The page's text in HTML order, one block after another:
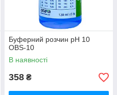
Буферний розчин pH 10
OBS-10
В наявності
358 ₴